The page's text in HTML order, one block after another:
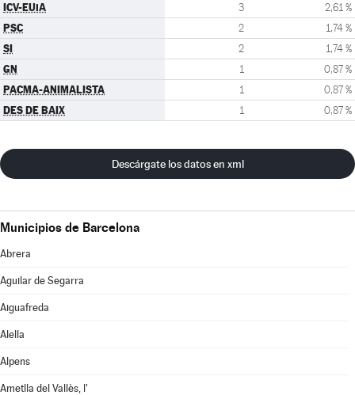
ICV-EUiA 3 2,61 %
PSC 2 1,74 %
SI 2 1,74 %
GN 1 0,87 %
PACMA-ANIMALISTA 1 0,87 %
DES DE BAIX 1 0,87 %
Descárgate los datos en xml
Municipios de Barcelona
Abrera
Aguilar de Segarra
Aiguafreda
Alella
Alpens
Ametlla del Vallès, l'